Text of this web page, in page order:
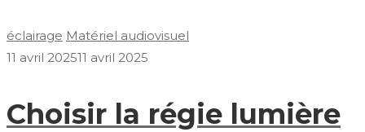
éclairage Matériel audiovisuel
11 avril 202511 avril 2025
Choisir la régie lumière